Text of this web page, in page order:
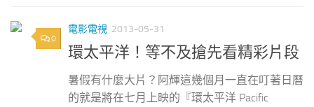
0
電影電視 2013-05-31
環太平洋！等不及搶先看精彩片段
暑假有什麼大片？阿輝這幾個月一直在叮著日曆
的就是將在七月上映的『環太平洋 Pacific